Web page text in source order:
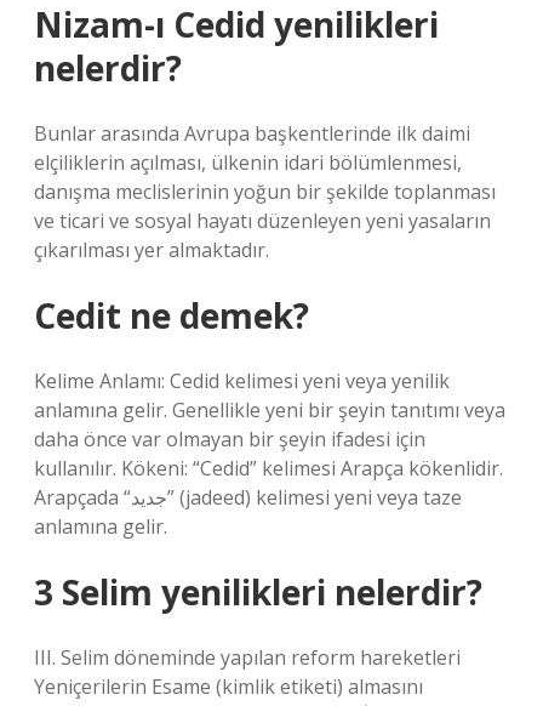
Nizam-ı Cedid yenilikleri
nelerdir?
Bunlar arasında Avrupa başkentlerinde ilk daimi
elçiliklerin açılması, ülkenin idari bölümlenmesi,
danışma meclislerinin yoğun bir şekilde toplanması
ve ticari ve sosyal hayatı düzenleyen yeni yasaların
çıkarılması yer almaktadır.
Cedit ne demek?
Kelime Anlamı: Cedid kelimesi yeni veya yenilik
anlamına gelir. Genellikle yeni bir şeyin tanıtımı veya
daha önce var olmayan bir şeyin ifadesi için
kullanılır. Kökeni: “Cedid” kelimesi Arapça kökenlidir.
Arapçada “جديد” (jadeed) kelimesi yeni veya taze
anlamına gelir.
3 Selim yenilikleri nelerdir?
III. Selim döneminde yapılan reform hareketleri
Yeniçerilerin Esame (kimlik etiketi) almasını